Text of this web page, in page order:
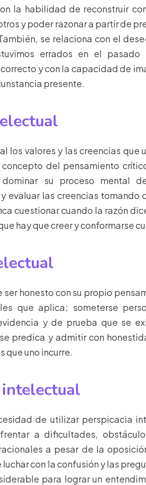
la habilidad de reconstruir
y poder razonar a partir de
se relaciona con el
errados en el pasado
y con la capacidad de
presente.
los valores y las creencias que
del pensamiento
su proceso mental
evaluar las creencias
cuestionar cuando la razón
hay que creer y conformarse
honesto con su propio
que aplica; someterse
y de prueba que se
predica y admitir con
que uno incurre.
intelectual
de utilizar perspicacia
a dificultades,
a pesar de la
con la confusión y las
para lograr un